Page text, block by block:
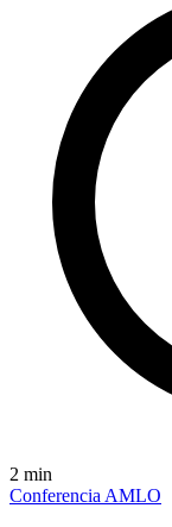
2 min
Conferencia AMLO